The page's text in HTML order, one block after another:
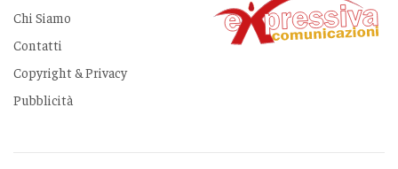
Chi Siamo
Contatti
Copyright & Privacy
Pubblicità